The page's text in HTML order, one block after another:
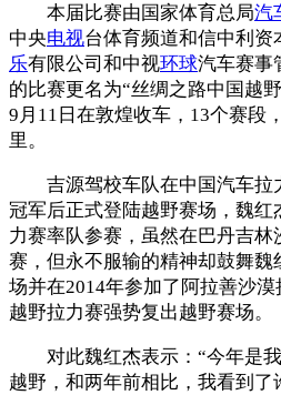
本届比赛由国家体育总局汽
中央电视台体育频道和信中利
乐有限公司和中视环球汽车赛事
的比赛更名为“丝绸之路中国越
9月11日在敦煌收车，13个赛段
里。
吉源驾校车队在中国汽车拉
冠军后正式登陆越野赛场，魏红
力赛率队参赛，虽然在巴丹吉林
赛，但永不服输的精神却鼓舞魏
场并在2014年参加了阿拉善沙
越野拉力赛强势复出越野赛场。
对此魏红杰表示：“今年是我
越野，和两年前相比，我看到